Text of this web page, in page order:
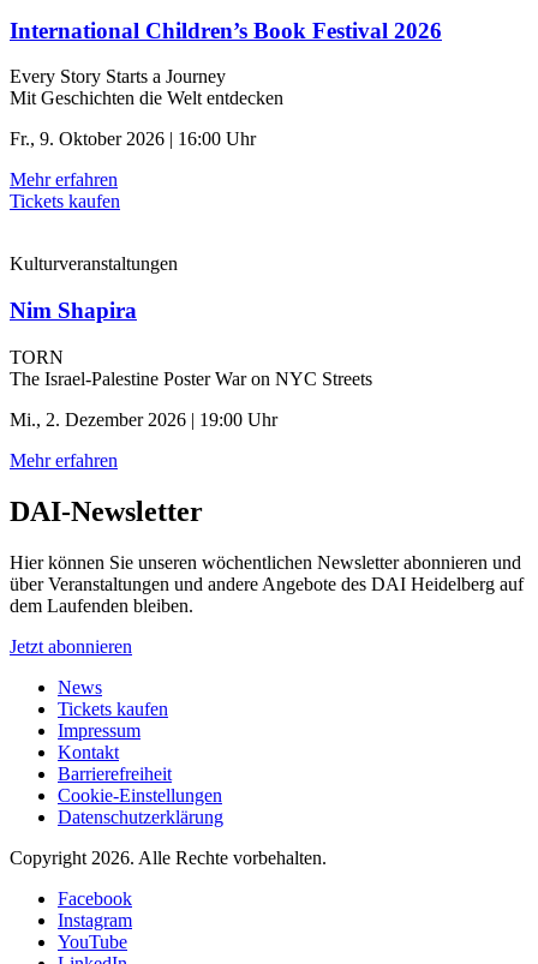
International Children’s Book Festival 2026
Every Story Starts a Journey
Mit Geschichten die Welt entdecken
Fr., 9. Oktober 2026 | 16:00 Uhr
Mehr erfahren
Tickets kaufen
Kulturveranstaltungen
Nim Shapira
TORN
The Israel-Palestine Poster War on NYC Streets
Mi., 2. Dezember 2026 | 19:00 Uhr
Mehr erfahren
DAI-Newsletter
Hier können Sie unseren wöchentlichen Newsletter abonnieren und
über Veranstaltungen und andere Angebote des DAI Heidelberg auf
dem Laufenden bleiben.
Jetzt abonnieren
News
Tickets kaufen
Impressum
Kontakt
Barrierefreiheit
Cookie-Einstellungen
Datenschutzerklärung
Copyright 2026. Alle Rechte vorbehalten.
Facebook
Instagram
YouTube